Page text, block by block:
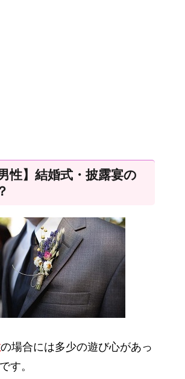
性】結婚式・披露宴の
の場合には多少の遊び心があっ
す。